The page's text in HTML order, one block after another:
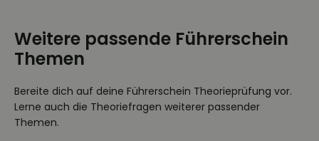
Weitere passende Führerschein
Themen
Bereite dich auf deine Führerschein Theorieprüfung vor.
Lerne auch die Theoriefragen weiterer passender
Themen.